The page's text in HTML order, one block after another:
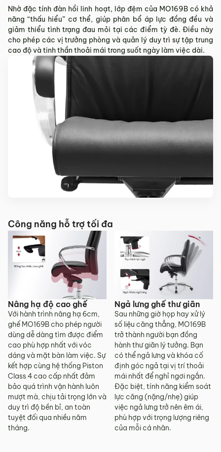
Nhờ đặc tính đàn hồi linh hoạt, lớp đệm của MO169B có khả
năng “thấu hiểu” cơ thể, giúp phân bổ áp lực đồng đều và
giảm thiểu tình trạng đau mỏi tại các điểm tỳ đè. Điều này
cho phép các vị trưởng phòng và quản lý duy trì sự tập trung
cao độ và tinh thần thoải mái trong suốt ngày làm việc dài.
Công năng hỗ trợ tối đa
Nâng hạ độ cao ghế
Với hành trình nâng hạ 6cm,
ghế MO169B cho phép người
dùng dễ dàng tìm được điểm
cao phù hợp nhất với vóc
dáng và mặt bàn làm việc. Sự
kết hợp cùng hệ thống Piston
Class 4 cao cấp nhất đảm
bảo quá trình vận hành luôn
mượt mà, chịu tải trọng lớn và
duy trì độ bền bỉ, an toàn
tuyệt đối qua nhiều năm
tháng.
Ngả lưng ghế thư giãn
Sau những giờ họp hay xử lý
số liệu căng thẳng, MO169B
trở thành người bạn đồng
hành thư giãn lý tưởng. Bạn
có thể ngả lưng và khóa cố
định góc ngả tại vị trí thoải
mái nhất để nghỉ ngơi ngắn.
Đặc biệt, tính năng kiểm soát
lực căng (nặng/nhẹ) giúp
việc ngả lưng trở nên êm ái,
phù hợp với trọng lượng riêng
của mỗi cá nhân.